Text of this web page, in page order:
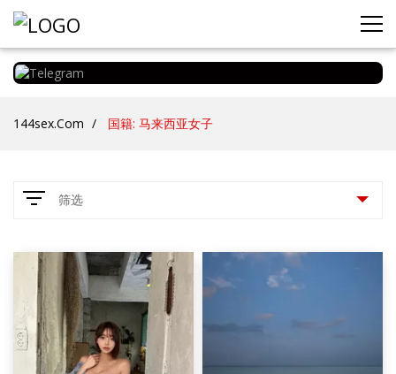
144sex.com 国籍: 马来西亚女子
筛选
参数
服务项目
69式
传统性爱